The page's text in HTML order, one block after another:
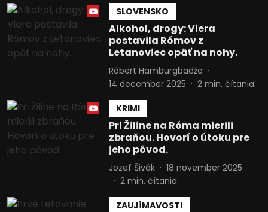
SLOVENSKO
Alkohol, drogy: Viera
postavila Rómov z
Letanoviec opäť na nohy.
Róbert Hamburgbadžo
14 december 2025
2 min. čítania
KRIMI
Pri Žiline na Róma mierili
zbraňou. Hovorí o útoku pre
jeho pôvod.
Jozef Šivák
18 november 2025
2 min. čítania
ZAUJÍMAVOSTI
obsahu
Špeciálne funkcie IAB:
Používanie presných údajov o
geografickej polohe
Identifikácia zariadení na základe
aktívne vyžiadaných informácií
Účely spracovania, ktoré nie sú v kompetencii IAB:
Výkon
Reklama